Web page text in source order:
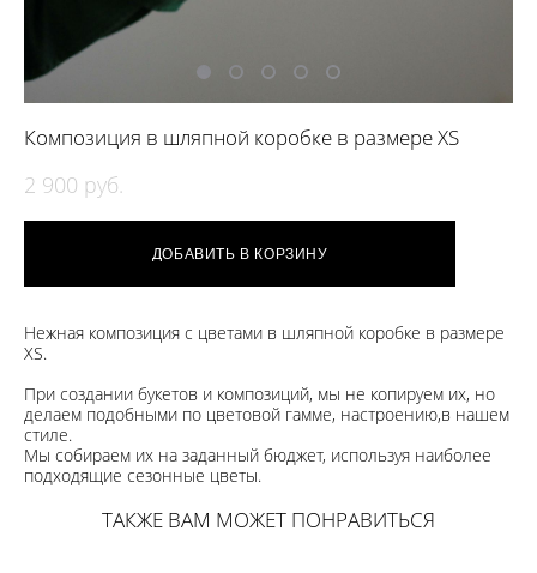
Композиция в шляпной коробке в размере XS
2 900 pуб.
ДОБАВИТЬ В КОРЗИНУ
Нежная композиция с цветами в шляпной коробке в размере
XS.
При создании букетов и композиций, мы не копируем их, но
делаем подобными по цветовой гамме, настроению,в нашем
стиле.
​Мы собираем их на заданный бюджет, используя наиболее
подходящие сезонные цветы.
ТАКЖЕ ВАМ МОЖЕТ ПОНРАВИТЬСЯ